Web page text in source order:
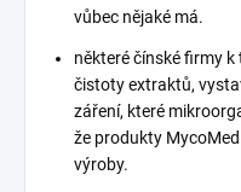
vůbec nějaké má.
některé čínské firmy
čistoty extraktů,
záření, které
že produkty
výroby.